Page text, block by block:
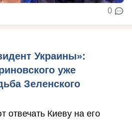
0
Украины»:
уже
Зеленского
отвечать Киеву на его